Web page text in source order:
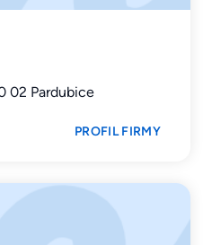
02 Pardubice
PROFIL FIRMY